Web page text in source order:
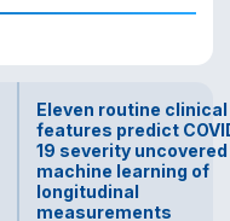
Eleven routine clinical
features predict
19 severity uncovered
machine learning of
longitudinal
measurements